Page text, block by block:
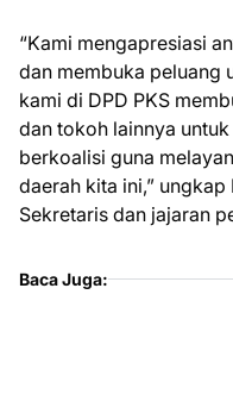
“Kami mengapresiasi
dan membuka peluang
kami di DPD PKS
dan tokoh lainnya
berkoalisi guna
daerah kita ini,”
Sekretaris dan jajaran
Baca Juga: